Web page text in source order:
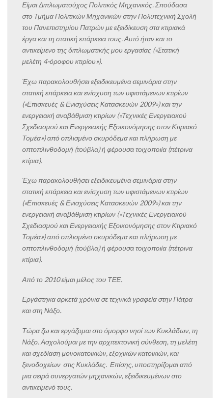
Είμαι Διπλωματούχος Πολιτικός Μηχανικός. Σπούδασα
στο Τμήμα Πολιτικών Μηχανικών στην Πολυτεχνική Σχολή
του Πανεπιστημίου Πατρών με εξειδίκευση στα κτιριακά
έργα και τη στατική επάρκεια τους. Αυτό ήταν και το
αντικείμενο της διπλωματικής μου εργασίας («Στατική
μελέτη 4-όροφου κτιρίου»).
Έχω παρακολουθήσει εξειδικευμένα σεμινάρια στην
στατική επάρκεια και ενίσχυση των υφιστάμενων κτιρίων
(«Επισκευές & Ενισχύσεις Κατασκευών 2009») και την
ενεργειακή αναβάθμιση κτιρίων («Τεχνικές Ενεργειακού
Σχεδιασμού και Ενεργειακής Εξοικονόμησης στον Κτιριακό
Τομέα») από οπλισμένο σκυρόδεμα και πλήρωση με
οπτοπλινθοδομή (τούβλα) ή φέρουσα τοιχοποιία (πέτρινα
κτίρια).
Έχω παρακολουθήσει εξειδικευμένα σεμινάρια στην
στατική επάρκεια και ενίσχυση των υφιστάμενων κτιρίων
(«Επισκευές & Ενισχύσεις Κατασκευών 2009») και την
ενεργειακή αναβάθμιση κτιρίων («Τεχνικές Ενεργειακού
Σχεδιασμού και Ενεργειακής Εξοικονόμησης στον Κτιριακό
Τομέα») από οπλισμένο σκυρόδεμα και πλήρωση με
οπτοπλινθοδομή (τούβλα) ή φέρουσα τοιχοποιία (πέτρινα
κτίρια).
Από το 2010 είμαι μέλος του ΤΕΕ.
Εργάστηκα αρκετά χρόνια σε τεχνικά γραφεία στην Πάτρα
και στη Νάξο.
Τώρα ζω και εργάζομαι στο όμορφο νησί των Κυκλάδων, τη
Νάξο. Ασχολούμαι με την αρχιτεκτονική σύνθεση, τη μελέτη
και σχεδίαση μονοκατοικιών, εξοχικών κατοικιών, και
ξενοδοχείων στις Κυκλάδες. Επίσης, υποστηρίζομαι από
μια σειρά συνεργατών μηχανικών, εξειδικευμένων στο
αντικείμενό τους.